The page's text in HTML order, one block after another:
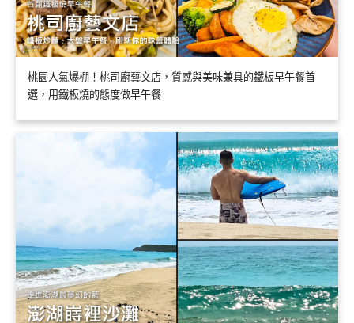
桃園人氣爆棚！桃司廚藝文店，質感與美味兼具的鐵板早午餐首
選，用鐵板燒的態度做早午餐